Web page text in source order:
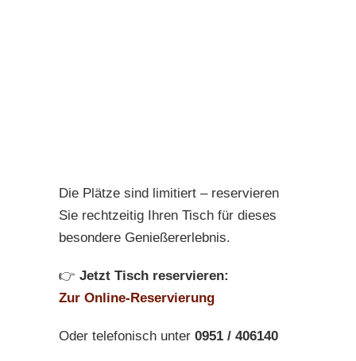
Die Plätze sind limitiert – reservieren
Sie rechtzeitig Ihren Tisch für dieses
besondere Genießererlebnis.
👉 Jetzt Tisch reservieren:
Zur Online-Reservierung
Oder telefonisch unter 0951 / 406140